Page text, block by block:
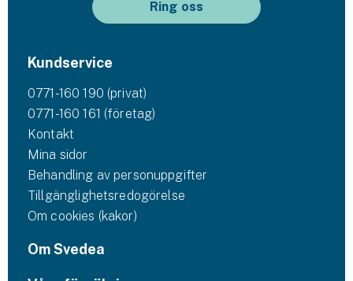
Ring oss
Kundservice
0771-160 190 (privat)
0771-160 161 (företag)
Kontakt
Mina sidor
Behandling av personuppgifter
Tillgänglighetsredogörelse
Om cookies (kakor)
Om Svedea